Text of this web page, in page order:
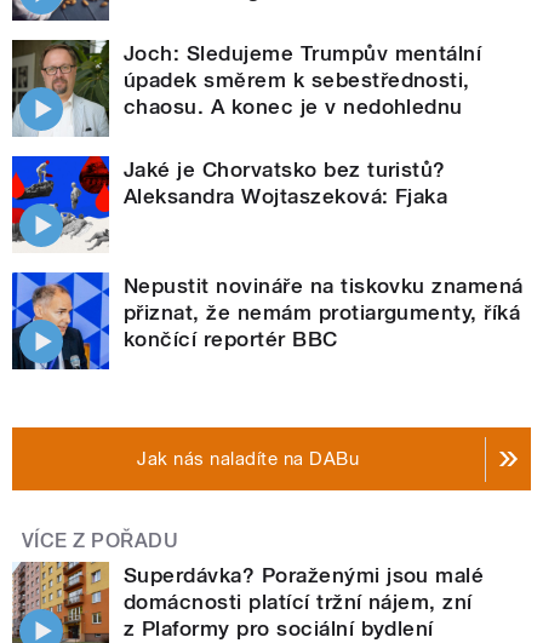
Joch: Sledujeme Trumpův mentální
úpadek směrem k sebestřednosti,
chaosu. A konec je v nedohlednu
Jaké je Chorvatsko bez turistů?
Aleksandra Wojtaszeková: Fjaka
Nepustit novináře na tiskovku znamená
přiznat, že nemám protiargumenty, říká
končící reportér BBC
Jak nás naladíte na DABu
VÍCE Z POŘADU
Superdávka? Poraženými jsou malé
domácnosti platící tržní nájem, zní
z Plaformy pro sociální bydlení